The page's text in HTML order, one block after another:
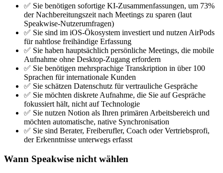
✅ Sie benötigen sofortige KI-Zusammenfassungen, um 73%
der Nachbereitungszeit nach Meetings zu sparen (laut
Speakwise-Nutzerumfragen)
✅ Sie sind im iOS-Ökosystem investiert und nutzen AirPods
für nahtlose freihändige Erfassung
✅ Sie haben hauptsächlich persönliche Meetings, die mobile
Aufnahme ohne Desktop-Zugang erfordern
✅ Sie benötigen mehrsprachige Transkription in über 100
Sprachen für internationale Kunden
✅ Sie schätzen Datenschutz für vertrauliche Gespräche
✅ Sie möchten diskrete Aufnahme, die Sie auf Gespräche
fokussiert hält, nicht auf Technologie
✅ Sie nutzen Notion als Ihren primären Arbeitsbereich und
möchten automatische, native Synchronisation
✅ Sie sind Berater, Freiberufler, Coach oder Vertriebsprofi,
der Erkenntnisse unterwegs erfasst
Wann Speakwise nicht wählen